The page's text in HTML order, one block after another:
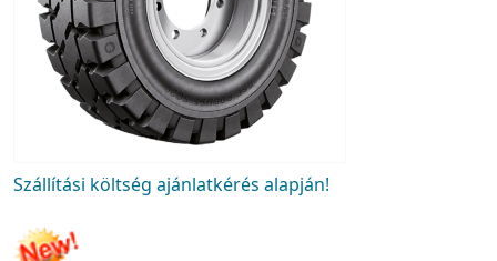
Szállítási költség ajánlatkérés alapján!